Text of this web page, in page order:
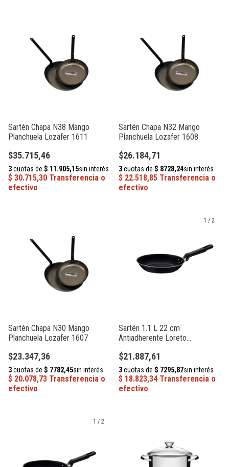
Sartén Chapa N38 Mango
Planchuela Lozafer 1611
$35.715,46
Sartén Chapa N32 Mango
Planchuela Lozafer 1608
$26.184,71
Sartén Chapa N30 Mango
Planchuela Lozafer 1607
$23.347,36
1 / 2
Sartén 1.1 L 22 cm
Antiadherente Loreto
$21.887,61
1 / 2